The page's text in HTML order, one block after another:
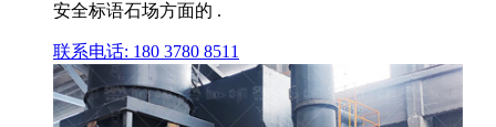
安全标语石场方面的 .
联系电话: 180 3780 8511